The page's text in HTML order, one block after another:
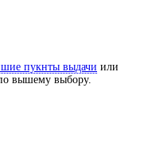
пукнты выдачи или
вышему выбору.